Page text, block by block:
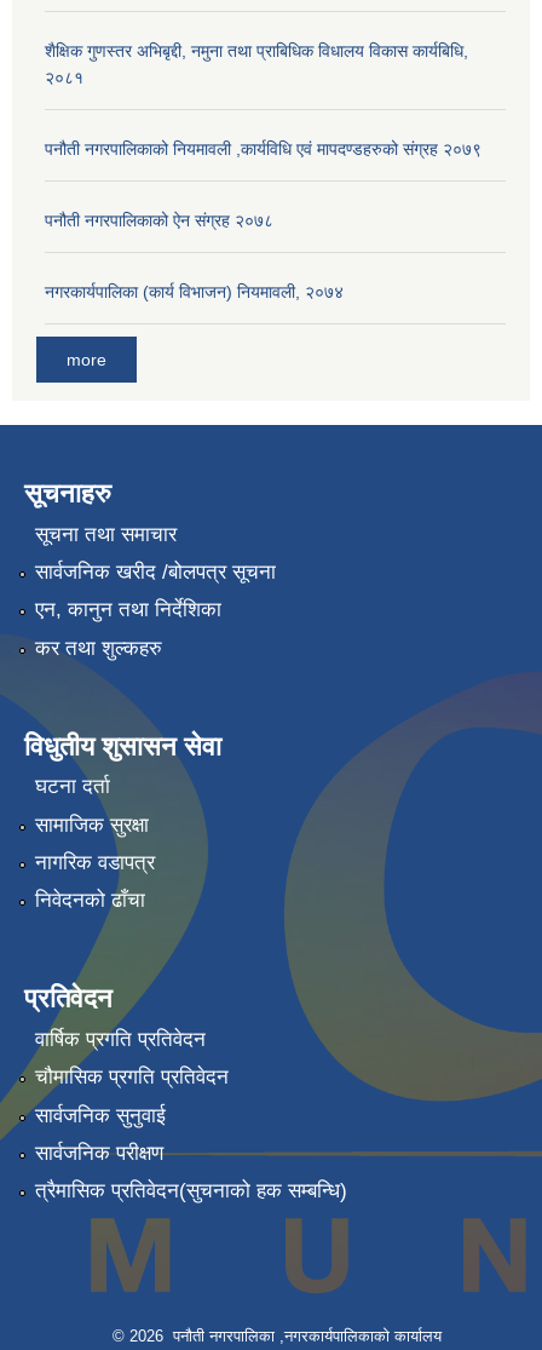
शैक्षिक गुणस्तर अभिबृद्दी, नमुना तथा प्राबिधिक विधालय विकास कार्यबिधि,
२०८१
पनौती नगरपालिकाको नियमावली ,कार्यविधि एवं मापदण्डहरुको संग्रह २०७९
पनौती नगरपालिकाको ऐन संग्रह २०७८
नगरकार्यपालिका (कार्य विभाजन) नियमावली, २०७४
more
सूचनाहरु
सूचना तथा समाचार
सार्वजनिक खरीद /बोलपत्र सूचना
एन, कानुन तथा निर्देशिका
कर तथा शुल्कहरु
विधुतीय शुसासन सेवा
घटना दर्ता
सामाजिक सुरक्षा
नागरिक वडापत्र
निवेदनको ढाँचा
प्रतिवेदन
वार्षिक प्रगति प्रतिवेदन
चौमासिक प्रगति प्रतिवेदन
सार्वजनिक सुनुवाई
सार्वजनिक परीक्षण
त्रैमासिक प्रतिवेदन(सुचनाको हक सम्बन्धि)
© 2026 पनौती नगरपालिका ,नगरकार्यपालिकाको कार्यालय